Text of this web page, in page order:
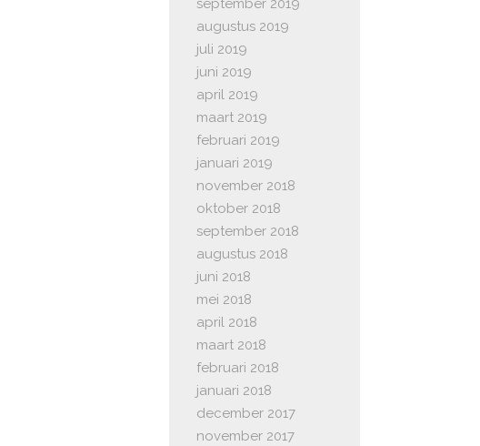
september 2019
augustus 2019
juli 2019
juni 2019
april 2019
maart 2019
februari 2019
januari 2019
november 2018
oktober 2018
september 2018
augustus 2018
juni 2018
mei 2018
april 2018
maart 2018
februari 2018
januari 2018
december 2017
november 2017